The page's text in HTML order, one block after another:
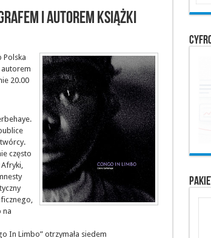
i autorem książki
Polska
autorem
20.00
często
na
In Limbo” otrzymała siedem